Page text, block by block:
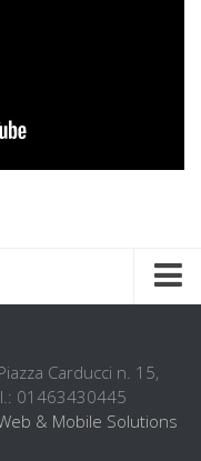
Carducci n. 15,
01463430445
& Mobile Solutions